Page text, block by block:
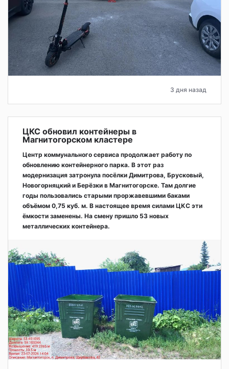
3 дня назад
ЦКС обновил контейнеры в
Магнитогорском кластере
Центр коммунального сервиса продолжает работу по
обновлению контейнерного парка. В этот раз
модернизация затронула посёлки Димитрова, Брусковый,
Новогорняцкий и Берёзки в Магнитогорске. Там долгие
годы пользовались старыми проржавевшими баками
объёмом 0,75 куб. м. В настоящее время силами ЦКС эти
ёмкости заменены. На смену пришло 53 новых
металлических контейнера.